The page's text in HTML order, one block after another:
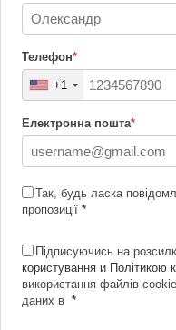
Телефон*
+1
Електронна пошта*
Так, будь ласка
пропозиції *
Підписуючись на
користування и Політикою
використання файлів
даних в *